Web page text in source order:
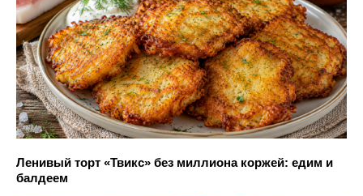
Ленивый торт «Твикс» без миллиона коржей: едим и
балдеем